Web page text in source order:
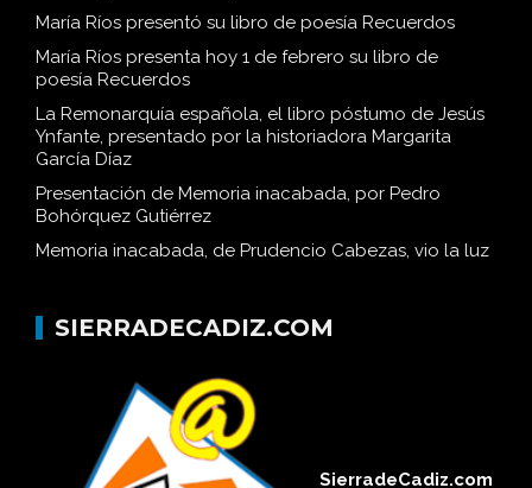
María Ríos presentó su libro de poesía Recuerdos
María Ríos presenta hoy 1 de febrero su libro de
poesía Recuerdos
La Remonarquía española, el libro póstumo de Jesús
Ynfante, presentado por la historiadora Margarita
García Díaz
Presentación de Memoria inacabada, por Pedro
Bohórquez Gutiérrez
Memoria inacabada, de Prudencio Cabezas, vio la luz
SIERRADECADIZ.COM
SierradeCadiz.com